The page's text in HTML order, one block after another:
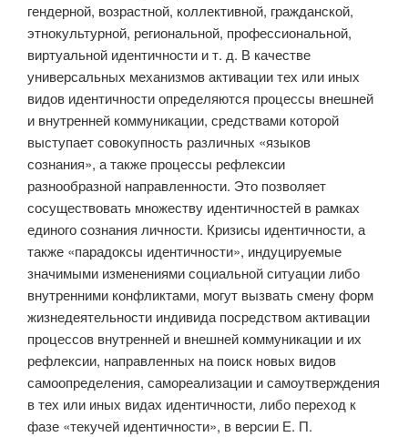
гендерной, возрастной, коллективной, гражданской,
этнокультурной, региональной, профессиональной,
виртуальной идентичности и т. д. В качестве
универсальных механизмов активации тех или иных
видов идентичности определяются процессы внешней
и внутренней коммуникации, средствами которой
выступает совокупность различных «языков
сознания», а также процессы рефлексии
разнообразной направленности. Это позволяет
сосуществовать множеству идентичностей в рамках
единого сознания личности. Кризисы идентичности, а
также «парадоксы идентичности», индуцируемые
значимыми изменениями социальной ситуации либо
внутренними конфликтами, могут вызвать смену форм
жизнедеятельности индивида посредством активации
процессов внутренней и внешней коммуникации и их
рефлексии, направленных на поиск новых видов
самоопределения, самореализации и самоутверждения
в тех или иных видах идентичности, либо переход к
фазе «текучей идентичности», в версии Е. П.